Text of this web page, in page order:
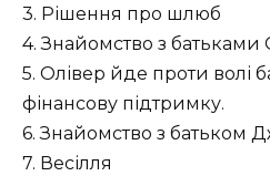
3. Рішення про шлюб
4. Знайомство з батьками
5. Олівер йде проти волі
фінансову підтримку.
6. Знайомство з батьком
7. Весілля